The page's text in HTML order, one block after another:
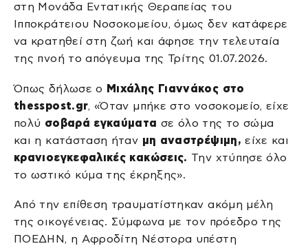
στη Μονάδα Εντατικής Θεραπείας του
Ιπποκράτειου Νοσοκομείου, όμως δεν κατάφερε
να κρατηθεί στη ζωή και άφησε την τελευταία
της πνοή το απόγευμα της Τρίτης 01.07.2026.
Όπως δήλωσε ο Μιχάλης Γιαννάκος στο
thesspost.gr, «Όταν μπήκε στο νοσοκομείο, είχε
πολύ σοβαρά εγκαύματα σε όλο της το σώμα
και η κατάσταση ήταν μη αναστρέψιμη, είχε και
κρανιοεγκεφαλικές κακώσεις. Την χτύπησε όλο
το ωστικό κύμα της έκρηξης».
Από την επίθεση τραυματίστηκαν ακόμη μέλη
της οικογένειας. Σύμφωνα με τον πρόεδρο της
ΠΟΕΔΗΝ, η Αφροδίτη Νέστορα υπέστη